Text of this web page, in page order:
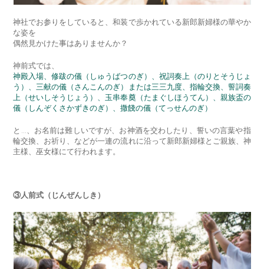
神社でお参りをしていると、和装で歩かれている新郎新婦様の華やか
な姿を
偶然見かけた事はありませんか？
神前式では、
神殿入場、修跋の儀（しゅうばつのぎ）、祝詞奏上（のりとそうじょ
う）、三献の儀（さんこんのぎ）または三三九度、指輪交換、誓詞奏
上（せいしそうじょう）、玉串奉奠（たまぐしほうてん）、親族盃の
儀（しんぞくさかずきのぎ）、撒餞の儀（てっせんのぎ）
と…、お名前は難しいですが、お神酒を交わしたり、誓いの言葉や指
輪交換、お祈り、などが一連の流れに沿って新郎新婦様とご親族、神
主様、巫女様にて行われます。
③人前式（じんぜんしき）